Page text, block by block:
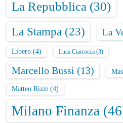
La Repubblica (30)
La Stampa (23) La
Libero (4) Luca Ciarrocca (3)
Marcello Bussi (13)
Matteo Rizzi (4)
Milano Finanza